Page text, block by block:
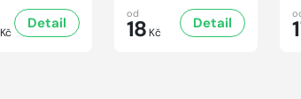
Kč
Detail
od
18 Kč
Detail